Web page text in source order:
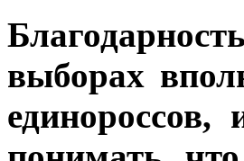
выборах